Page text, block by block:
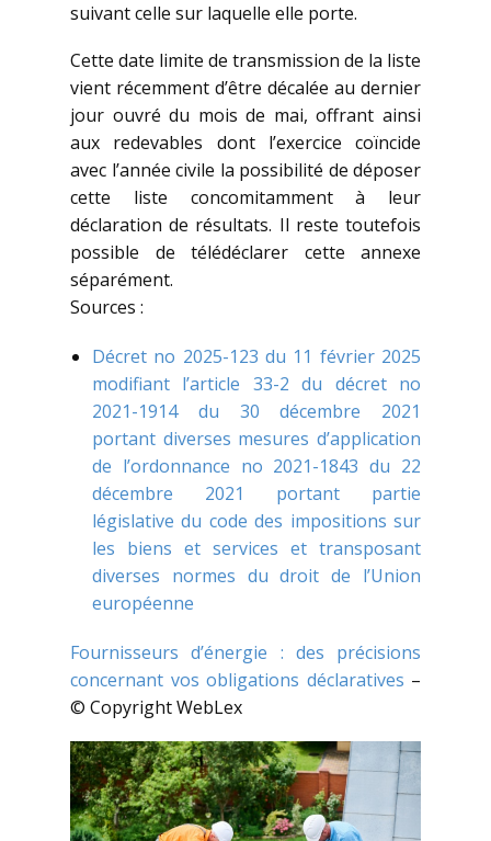
suivant celle sur laquelle elle porte.
Cette date limite de transmission de la liste
vient récemment d’être décalée au dernier
jour ouvré du mois de mai, offrant ainsi
aux redevables dont l’exercice coïncide
avec l’année civile la possibilité de déposer
cette liste concomitamment à leur
déclaration de résultats. Il reste toutefois
possible de télédéclarer cette annexe
séparément.
Sources :
Décret no 2025-123 du 11 février 2025
modifiant l’article 33-2 du décret no
2021-1914 du 30 décembre 2021
portant diverses mesures d’application
de l’ordonnance no 2021-1843 du 22
décembre 2021 portant partie
législative du code des impositions sur
les biens et services et transposant
diverses normes du droit de l’Union
européenne
Fournisseurs d’énergie : des précisions
concernant vos obligations déclaratives –
© Copyright WebLex